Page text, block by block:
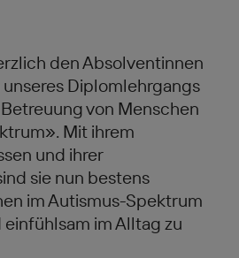
den Absolventinnen
Diplomlehrgangs
von Menschen
Mit ihrem
und ihrer
sie nun bestens
im Autismus-Spektrum
im Alltag zu